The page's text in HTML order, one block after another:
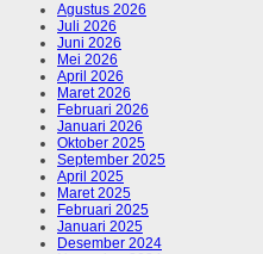
Agustus 2026
Juli 2026
Juni 2026
Mei 2026
April 2026
Maret 2026
Februari 2026
Januari 2026
Oktober 2025
September 2025
April 2025
Maret 2025
Februari 2025
Januari 2025
Desember 2024